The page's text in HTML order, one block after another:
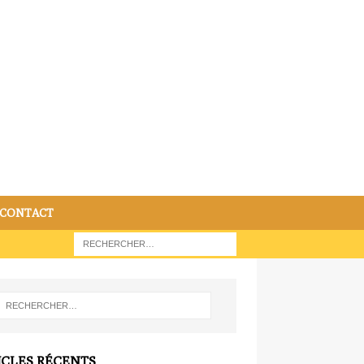
CONTACT
RÉCENTS